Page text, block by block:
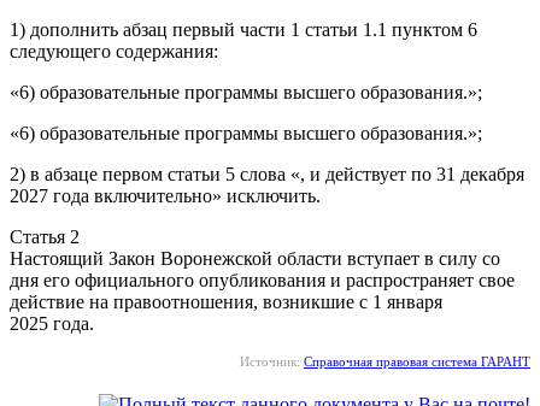
1) дополнить абзац первый части 1 статьи 1.1 пунктом 6
следующего содержания:
«6) образовательные программы высшего образования.»;
«6) образовательные программы высшего образования.»;
2) в абзаце первом статьи 5 слова «, и действует по 31 декабря
2027 года включительно» исключить.
Статья 2
Настоящий Закон Воронежской области вступает в силу со
дня его официального опубликования и распространяет свое
действие на правоотношения, возникшие с 1 января
2025 года.
Источник: Справочная правовая система ГАРАНТ